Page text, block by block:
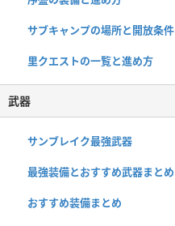
サブキャンプの場所と開放条件
里クエストの一覧と進め方
武器
サンブレイク最強武器
最強装備とおすすめ武器まとめ
おすすめ装備まとめ